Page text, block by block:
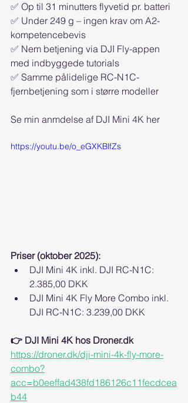
✅ Op til 31 minutters flyvetid pr. batteri
✅ Under 249 g – ingen krav om A2-
kompetencebevis
✅ Nem betjening via DJI Fly-appen
med indbyggede tutorials
✅ Samme pålidelige RC-N1C-
fjernbetjening som i større modeller
Se min anmdelse af DJI Mini 4K her
https://youtu.be/o_eGXKBlfZs
Priser (oktober 2025):
DJI Mini 4K inkl. DJI RC-N1C:
2.385,00 DKK
DJI Mini 4K Fly More Combo inkl.
DJI RC-N1C: 3.239,00 DKK
👉 DJI Mini 4K hos Droner.dk
https://droner.dk/dji-mini-4k-fly-more-
combo?
acc=b0eeffad438fd186126c11fecdcea
b44